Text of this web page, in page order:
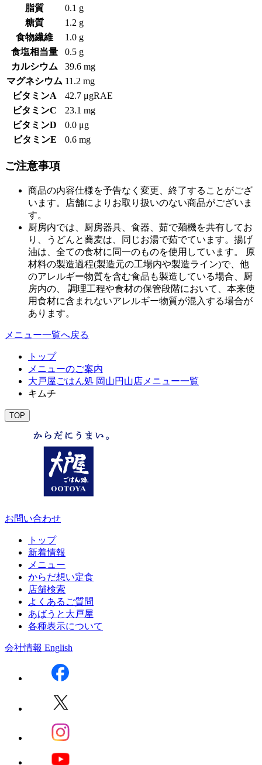
脂質
0.1 g
糖質
1.2 g
食物繊維
1.0 g
食塩相当量
0.5 g
カルシウム
39.6 mg
マグネシウム 11.2 mg
ビタミンA
42.7 μgRAE
ビタミンC
23.1 mg
ビタミンD
0.0 μg
ビタミンE
0.6 mg
ご注意事項
商品の内容仕様を予告なく変更、終了することがござ
います。店舗によりお取り扱いのない商品がございま
す。
厨房内では、厨房器具、食器、茹で麺機を共有してお
り、うどんと蕎麦は、同じお湯で茹でています。揚げ
油は、全ての食材に同一のものを使用しています。 原
材料の製造過程(製造元の工場内や製造ライン)で、他
のアレルギー物質を含む食品も製造している場合、厨
房内の、 調理工程や食材の保管段階において、本来使
用食材に含まれないアレルギー物質が混入する場合が
あります。
メニュー一覧へ戻る
トップ
メニューのご案内
大戸屋ごはん処 岡山円山店メニュー一覧
キムチ
TOP
お問い合わせ
トップ
新着情報
メニュー
からだ想い定食
店舗検索
よくあるご質問
あばうと大戸屋
各種表示について
会社情報 English